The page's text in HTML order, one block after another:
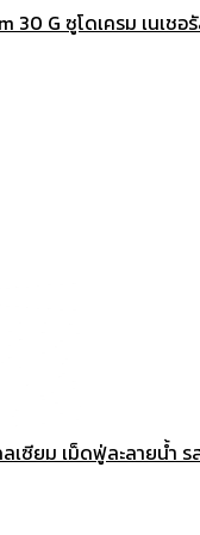
30 G ซูโดเครม เนเช
เซียม เม็ดฟู่ละลายน้ำ ร